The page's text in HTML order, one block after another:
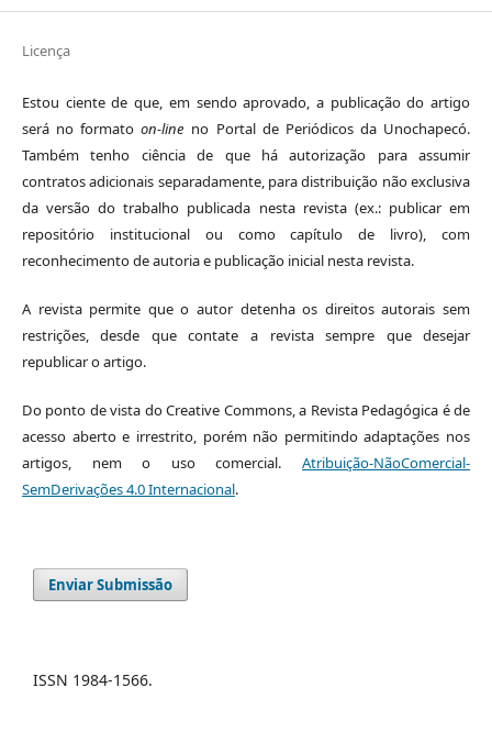
Licença
Estou ciente de que, em sendo aprovado, a publicação do artigo
será no formatoon-line no Portal de Periódicos da Unochapecó.
Também tenho ciência de que há autorização para assumir
contratos adicionais separadamente, para distribuição não exclusiva
da versão do trabalho publicada nesta revista (ex.: publicar em
repositório institucional ou como capítulo de livro), com
reconhecimento de autoria e publicação inicial nesta revista.
A revista permite que o autor detenha os direitos autorais sem
restrições, desde que contate a revista sempre que desejar
republicar o artigo.
Do ponto de vista do Creative Commons, a Revista Pedagógica é de
acesso aberto e irrestrito, porém não permitindo adaptações nos
artigos, nem o uso comercial.Atribuição-NãoComercial-
SemDerivações 4.0 Internacional.
Enviar Submissão
ISSN 1984-1566.